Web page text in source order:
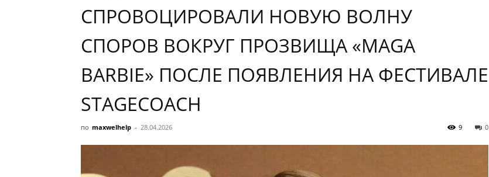
СПРОВОЦИРОВАЛИ НОВУЮ ВОЛНУ
СПОРОВ ВОКРУГ ПРОЗВИЩА «MAGA
BARBIE» ПОСЛЕ ПОЯВЛЕНИЯ НА ФЕСТИВАЛЕ
STAGECOACH
по maxwelhelp - 28.04.2026 0
9